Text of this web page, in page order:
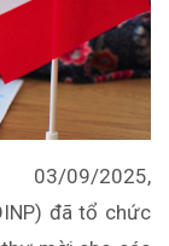
2025,
đã tổ chức